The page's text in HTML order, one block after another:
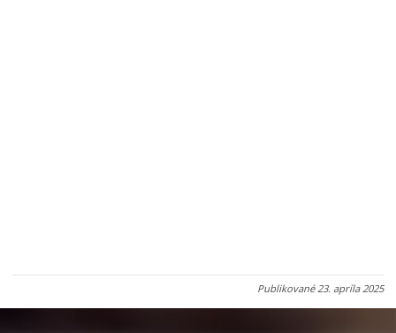
Publikované23. apríla 2025